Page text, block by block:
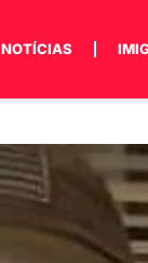
NOTÍCIAS